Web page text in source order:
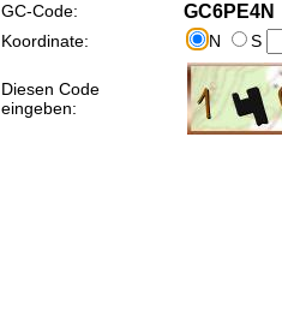
GC-Code: GC6PE4N
Koordinate: N S
Diesen Code
eingeben: